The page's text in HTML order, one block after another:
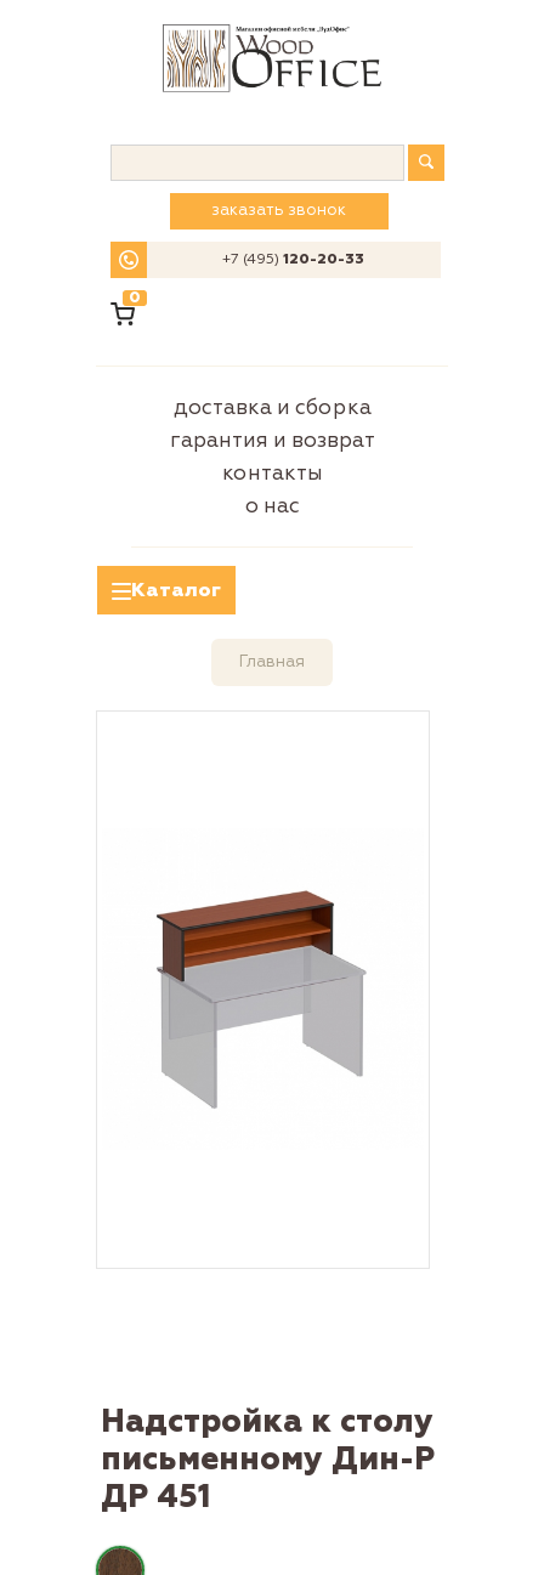
заказать звонок
+7 (495)120-20-33
0
доставка и сборка
гарантия и возврат
контакты
о нас
Каталог
Главная
Надстройка к столу
письменному Дин-Р
ДР 451